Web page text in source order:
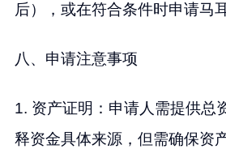
后），或在符合条件时申请马
八、申请注意事项
1. 资产证明：申请人需提供总
释资金具体来源，但需确保资